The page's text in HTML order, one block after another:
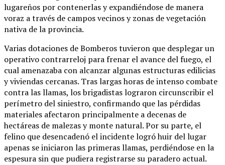
lugareños por contenerlas y expandiéndose de manera
voraz a través de campos vecinos y zonas de vegetación
nativa de la provincia.
Varias dotaciones de Bomberos tuvieron que desplegar un
operativo contrarreloj para frenar el avance del fuego, el
cual amenazaba con alcanzar algunas estructuras edilicias
y viviendas cercanas. Tras largas horas de intenso combate
contra las llamas, los brigadistas lograron circunscribir el
perímetro del siniestro, confirmando que las pérdidas
materiales afectaron principalmente a decenas de
hectáreas de malezas y monte natural. Por su parte, el
felino que desencadenó el incidente logró huir del lugar
apenas se iniciaron las primeras llamas, perdiéndose en la
espesura sin que pudiera registrarse su paradero actual.